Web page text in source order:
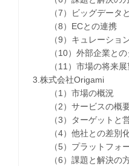
（7）ビッグデータ
（8）ECとの連携
（9）キュレーション
（10）外部企業との
（11）市場の将来展
3.株式会社Origami
（1）市場の概況
（2）サービスの概要
（3）ターゲットと
（4）他社との差別化
（5）プラットフォー
（6）課題と解決の